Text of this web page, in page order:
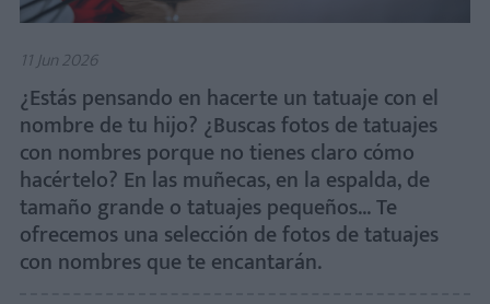
11 Jun 2026
¿Estás pensando en hacerte un tatuaje con el
nombre de tu hijo? ¿Buscas fotos de tatuajes
con nombres porque no tienes claro cómo
hacértelo? En las muñecas, en la espalda, de
tamaño grande o tatuajes pequeños... Te
ofrecemos una selección de fotos de tatuajes
con nombres que te encantarán.